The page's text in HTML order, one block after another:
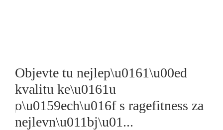
Objevte tu nejlep\u0161\u00ed
kvalitu ke\u0161u
o\u0159ech\u016f s ragefitness za
nejlevn\u011bj\u01...